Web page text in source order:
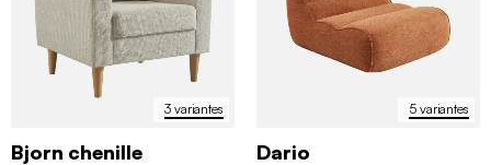
3 variantes
Bjorn chenille
5 variantes
Dario